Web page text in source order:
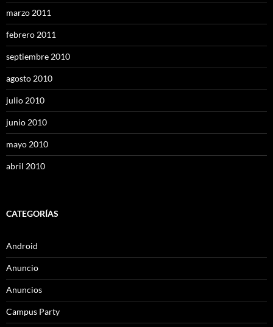
marzo 2011
febrero 2011
septiembre 2010
agosto 2010
julio 2010
junio 2010
mayo 2010
abril 2010
CATEGORÍAS
Android
Anuncio
Anuncios
Campus Party